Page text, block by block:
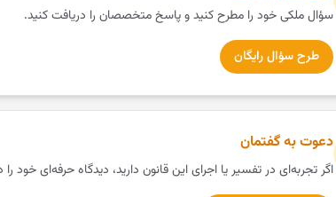
سؤال ملکی خود را مطرح کنید و پاسخ متخصصان را دریافت کنید.
طرح سؤال رایگان
دعوت به گفتمان
اگر تجربه‌ای در تفسیر یا اجرای این قانون دارید، دیدگاه حرفه‌ای خود